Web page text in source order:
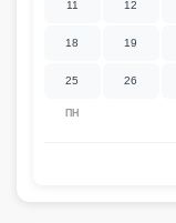
ПН
11 12
18 19
25 26